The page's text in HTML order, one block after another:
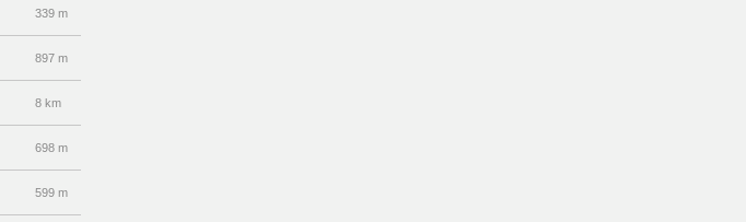
339 m
897 m
8 km
698 m
599 m